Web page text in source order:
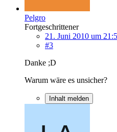
Pelgro
Fortgeschrittener
21. Juni 2010 um
#3
Danke ;D
Warum wäre es unsicher?
Inhalt melden